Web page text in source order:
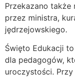
Przekazano także
przez ministra,
jędrzejowskiego.
Święto Edukacji
dla pedagogów,
uroczystości.